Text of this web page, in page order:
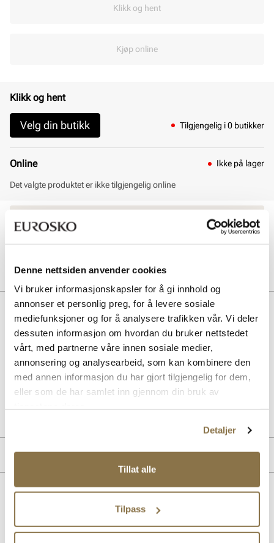
Denne nettsiden anvender cookies
Vi bruker informasjonskapsler for å gi innhold og
annonser et personlig preg, for å levere sosiale
mediefunksjoner og for å analysere trafikken vår. Vi deler
dessuten informasjon om hvordan du bruker nettstedet
vårt, med partnerne våre innen sosiale medier,
annonsering og analysearbeid, som kan kombinere den
med annen informasjon du har gjort tilgjengelig for dem,
eller som de har samlet inn gjennom din bruk av
Detaljer
Tillat alle
Tilpass
Klikk og hent
Kjøp online
Klikk og hent
Velg din butikk Tilgjengelig i 0 butikker
Online Ikke på lager
Det valgte produktet er ikke tilgjengelig online
Hjemlevering 3-7 dager
Beskrivelse
SKECHERS Max Cushioning Lite - Tessa er en lett og komfortabel
ballerina for dame. Med myk demping og fleksibel såle gir den god
støtte gjennom hele dagen. Perfekt for deg som ønsker en sporty og
stilren sko med høy komfort til hverdagsbruk.
Merke
Lignende produkter
SALG